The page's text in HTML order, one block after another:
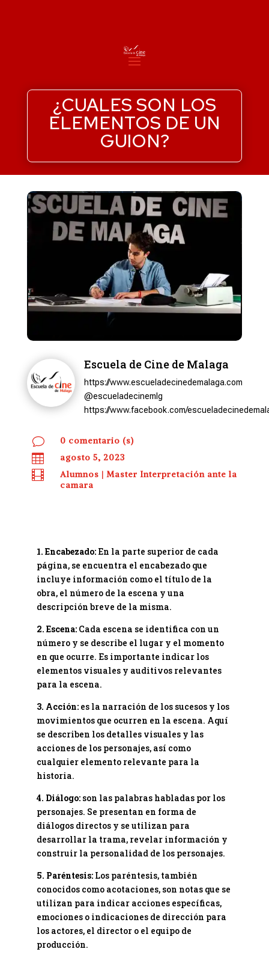
¿CUALES SON LOS
ELEMENTOS DE UN
GUION?
Escuela de Cine de Malaga
https://www.escueladecinedemalaga.com
@escueladecinemlg
https://www.facebook.com/
v 0 comentario (s)
 agosto 5, 2023
 Alumnos | Master Interpretación ante la
camara
1. Encabezado:En la parte superior de cada
página, se encuentra el encabezado que
incluye información como el título de la
obra, el número de la escena y una
descripción breve de la misma.
2. Escena:Cada escena se identifica con un
número y se describe el lugar y el momento
en que ocurre. Es importante indicar los
elementos visuales y auditivos relevantes
para la escena.
3. Acción: es la narración de los sucesos y los
movimientos que ocurren en la escena. Aquí
se describen los detalles visuales y las
acciones de los personajes, así como
cualquier elemento relevante para la
historia.
4. Diálogo:son las palabras habladas por los
personajes. Se presentan en forma de
diálogos directos y se utilizan para
desarrollar la trama, revelar información y
construir la personalidad de los personajes.
5. Paréntesis:Los paréntesis, también
conocidos como acotaciones, son notas que se
utilizan para indicar acciones específicas,
emociones o indicaciones de dirección para
los actores, el director o el equipo de
producción.